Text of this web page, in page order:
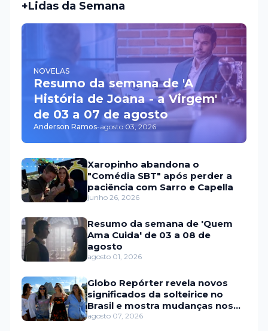
+Lidas da Semana
NOVELAS
Resumo da semana de 'A
História de Joana - a Virgem'
de 03 a 07 de agosto
Anderson Ramos-agosto 03, 2026
Xaropinho abandona o
"Comédia SBT" após perder a
paciência com Sarro e Capella
junho 26, 2026
Resumo da semana de 'Quem
Ama Cuida' de 03 a 08 de
agosto
agosto 01, 2026
Globo Repórter revela novos
significados da solteirice no
Brasil e mostra mudanças nos
relacionamentos
agosto 07, 2026